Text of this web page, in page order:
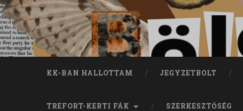
KK-BAN HALLOTTAM JEGYZETBOLT
TREFORT-KERTI FÁK SZERKESZTŐSÉG